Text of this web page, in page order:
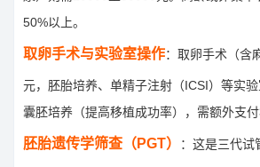
50%以上。
取卵手术与实验室操作：取卵手术（含
元，胚胎培养、单精子注射（ICSI）等实
囊胚培养（提高移植成功率），需额外支付
胚胎遗传学筛查（PGT） ：这是三代试